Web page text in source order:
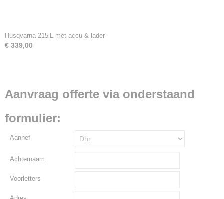
Husqvarna 215iL met accu & lader
€ 339,00
Aanvraag offerte via onderstaand
formulier:
Aanhef
Achternaam
Voorletters